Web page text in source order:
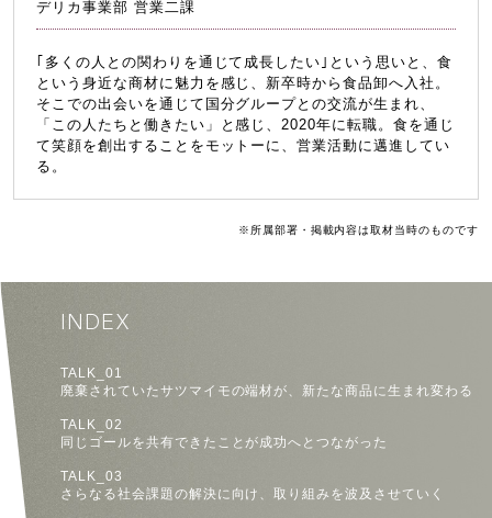
デリカ事業部 営業二課
｢多くの人との関わりを通じて成長したい｣という思いと、食
という身近な商材に魅力を感じ、新卒時から食品卸へ入社。
そこでの出会いを通じて国分グループとの交流が生まれ、
「この人たちと働きたい」と感じ、2020年に転職。食を通じ
て笑顔を創出することをモットーに、営業活動に邁進してい
る。
※所属部署・掲載内容は取材当時のものです
INDEX
TALK_01
廃棄されていたサツマイモの端材が、新たな商品に生まれ変わる
TALK_02
同じゴールを共有できたことが成功へとつながった
TALK_03
さらなる社会課題の解決に向け、取り組みを波及させていく